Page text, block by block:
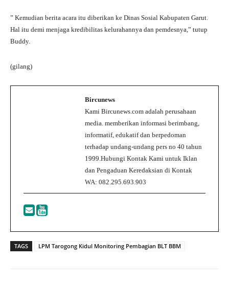
” Kemudian berita acara itu diberikan ke Dinas Sosial Kabupaten Garut.
Hal itu demi menjaga kredibilitas kelurahannya dan pemdesnya,” tutup
Buddy.
(gilang)
Bircunews
Kami Bircunews.com adalah perusahaan
media. memberikan informasi berimbang,
informatif, edukatif dan berpedoman
terhadap undang-undang pers no 40 tahun
1999.Hubungi Kontak Kami untuk Iklan
dan Pengaduan Keredaksian di Kontak
WA: 082.295.693.903
TAGS LPM Tarogong Kidul Monitoring Pembagian BLT BBM